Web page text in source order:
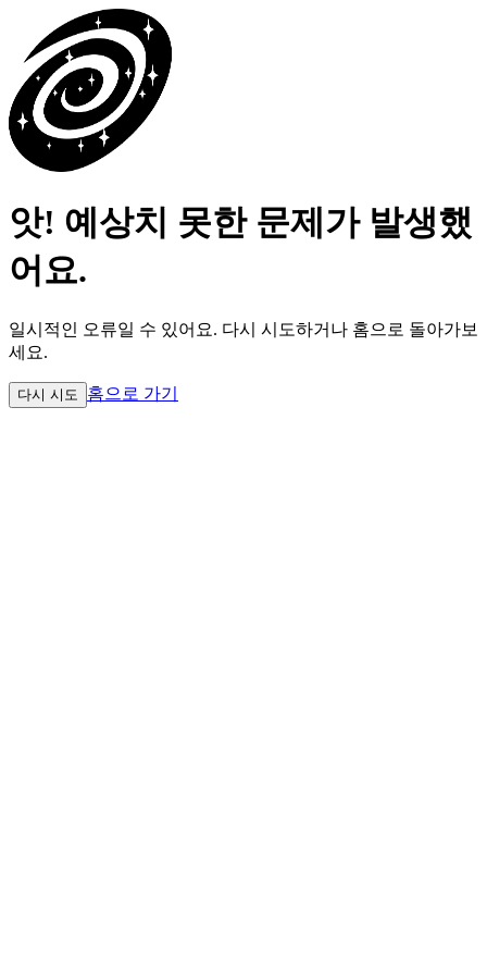
앗! 예상치 못한 문제가 발생했
어요.
일시적인 오류일 수 있어요. 다시 시도하거나 홈으로 돌아가보
세요.
다시 시도 홈으로 가기